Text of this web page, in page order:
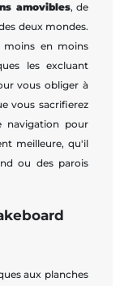
amovibles, de
deux mondes.
moins en moins
les excluant
vous obliger à
vous sacrifierez
navigation pour
meilleure, qu'il
ou des parois
aux planches